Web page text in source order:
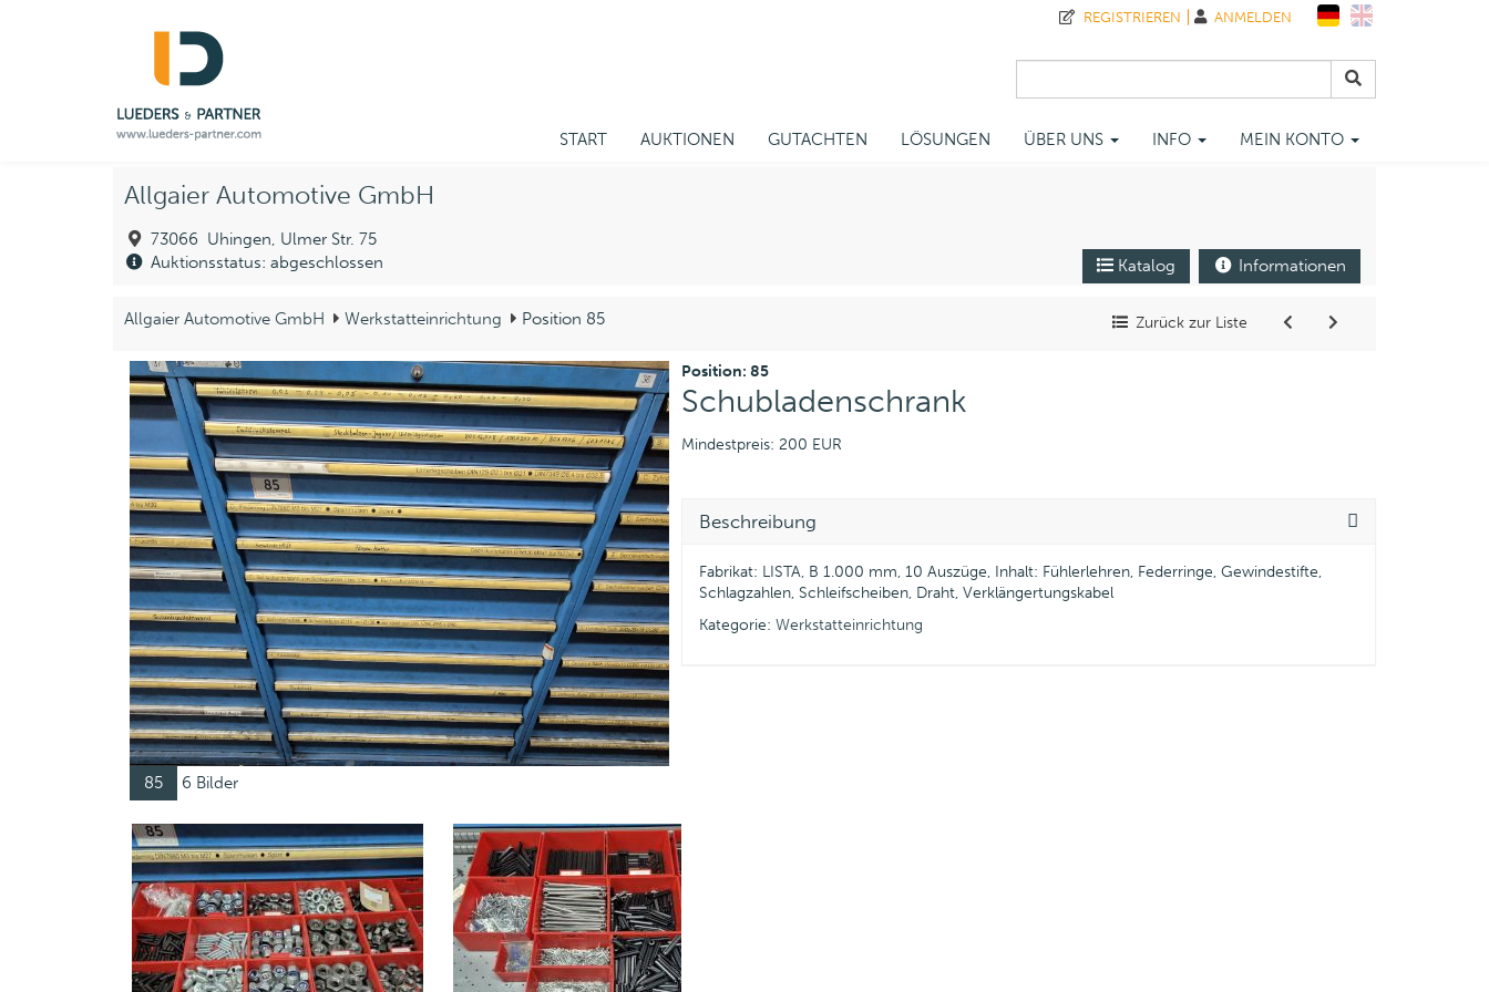
START AUKTIONEN GUTACHTEN LÖSUNGEN ÜBER UNS INFO MEIN KONTO
REGISTRIEREN ANMELDEN
Allgaier Automotive GmbH
73066 Uhingen, Ulmer Str. 75
Auktionsstatus: abgeschlossen
Katalog Informationen
Allgaier Automotive GmbH Werkstatteinrichtung Position 85 Zurück zur Liste
Position: 85
Schubladenschrank
Mindestpreis: 200 EUR
Beschreibung
Fabrikat: LISTA, B 1.000 mm, 10 Auszüge, Inhalt: Fühlerlehren, Federringe, Gewindestifte,
Schlagzahlen, Schleifscheiben, Draht, Verklängertungskabel
Kategorie: Werkstatteinrichtung
85 6 Bilder